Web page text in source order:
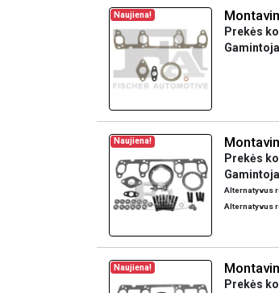
Naujiena!
Prekės
Naujiena!
Prekės
Alternatyvus
Alternatyvus
Naujiena!
Prekės